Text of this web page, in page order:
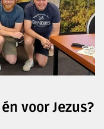
voor Jezus?